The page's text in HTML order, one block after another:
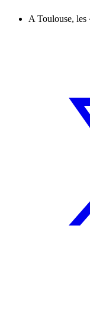
A Toulouse, les